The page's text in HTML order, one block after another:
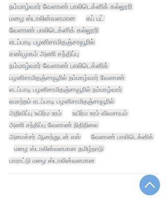
நம்மாழ்வார் வேளாண் பாலிடெக்னிக் கல்லூரி
மழை ஸ்டாலின்வளமான
கப் பட்
வேளாண் பாலிடெக்னிக் கல்லூரி
எடப்பாடி பழனிசாமிதஞ்சாவூரில்
சண்முகம் அணி சந்திப்பு
நம்மாழ்வார் வேளாண் பாலிடெக்னிக்
பழனிசாமிதஞ்சாவூரில் நம்மாழ்வார் வேளாண்
எடப்பாடி பழனிசாமிதஞ்சாவூரில் நம்மாழ்வார்
ஏமாற்றம் எடப்பாடி பழனிசாமிதஞ்சாவூரில்
அறிவிப்பு உயிர்ம உரம்
உயிர்ம உரம் விவசாயம்
அணி சந்திப்பு வேளாண் நிதிநிலை
அமைச்சர் ஆனந்துடன் எஸ்
வேளாண் பாலிடெக்னிக்
மழை ஸ்டாலின்வளமான தமிழ்நாடு
பாராட்டு மழை ஸ்டாலின்வளமான